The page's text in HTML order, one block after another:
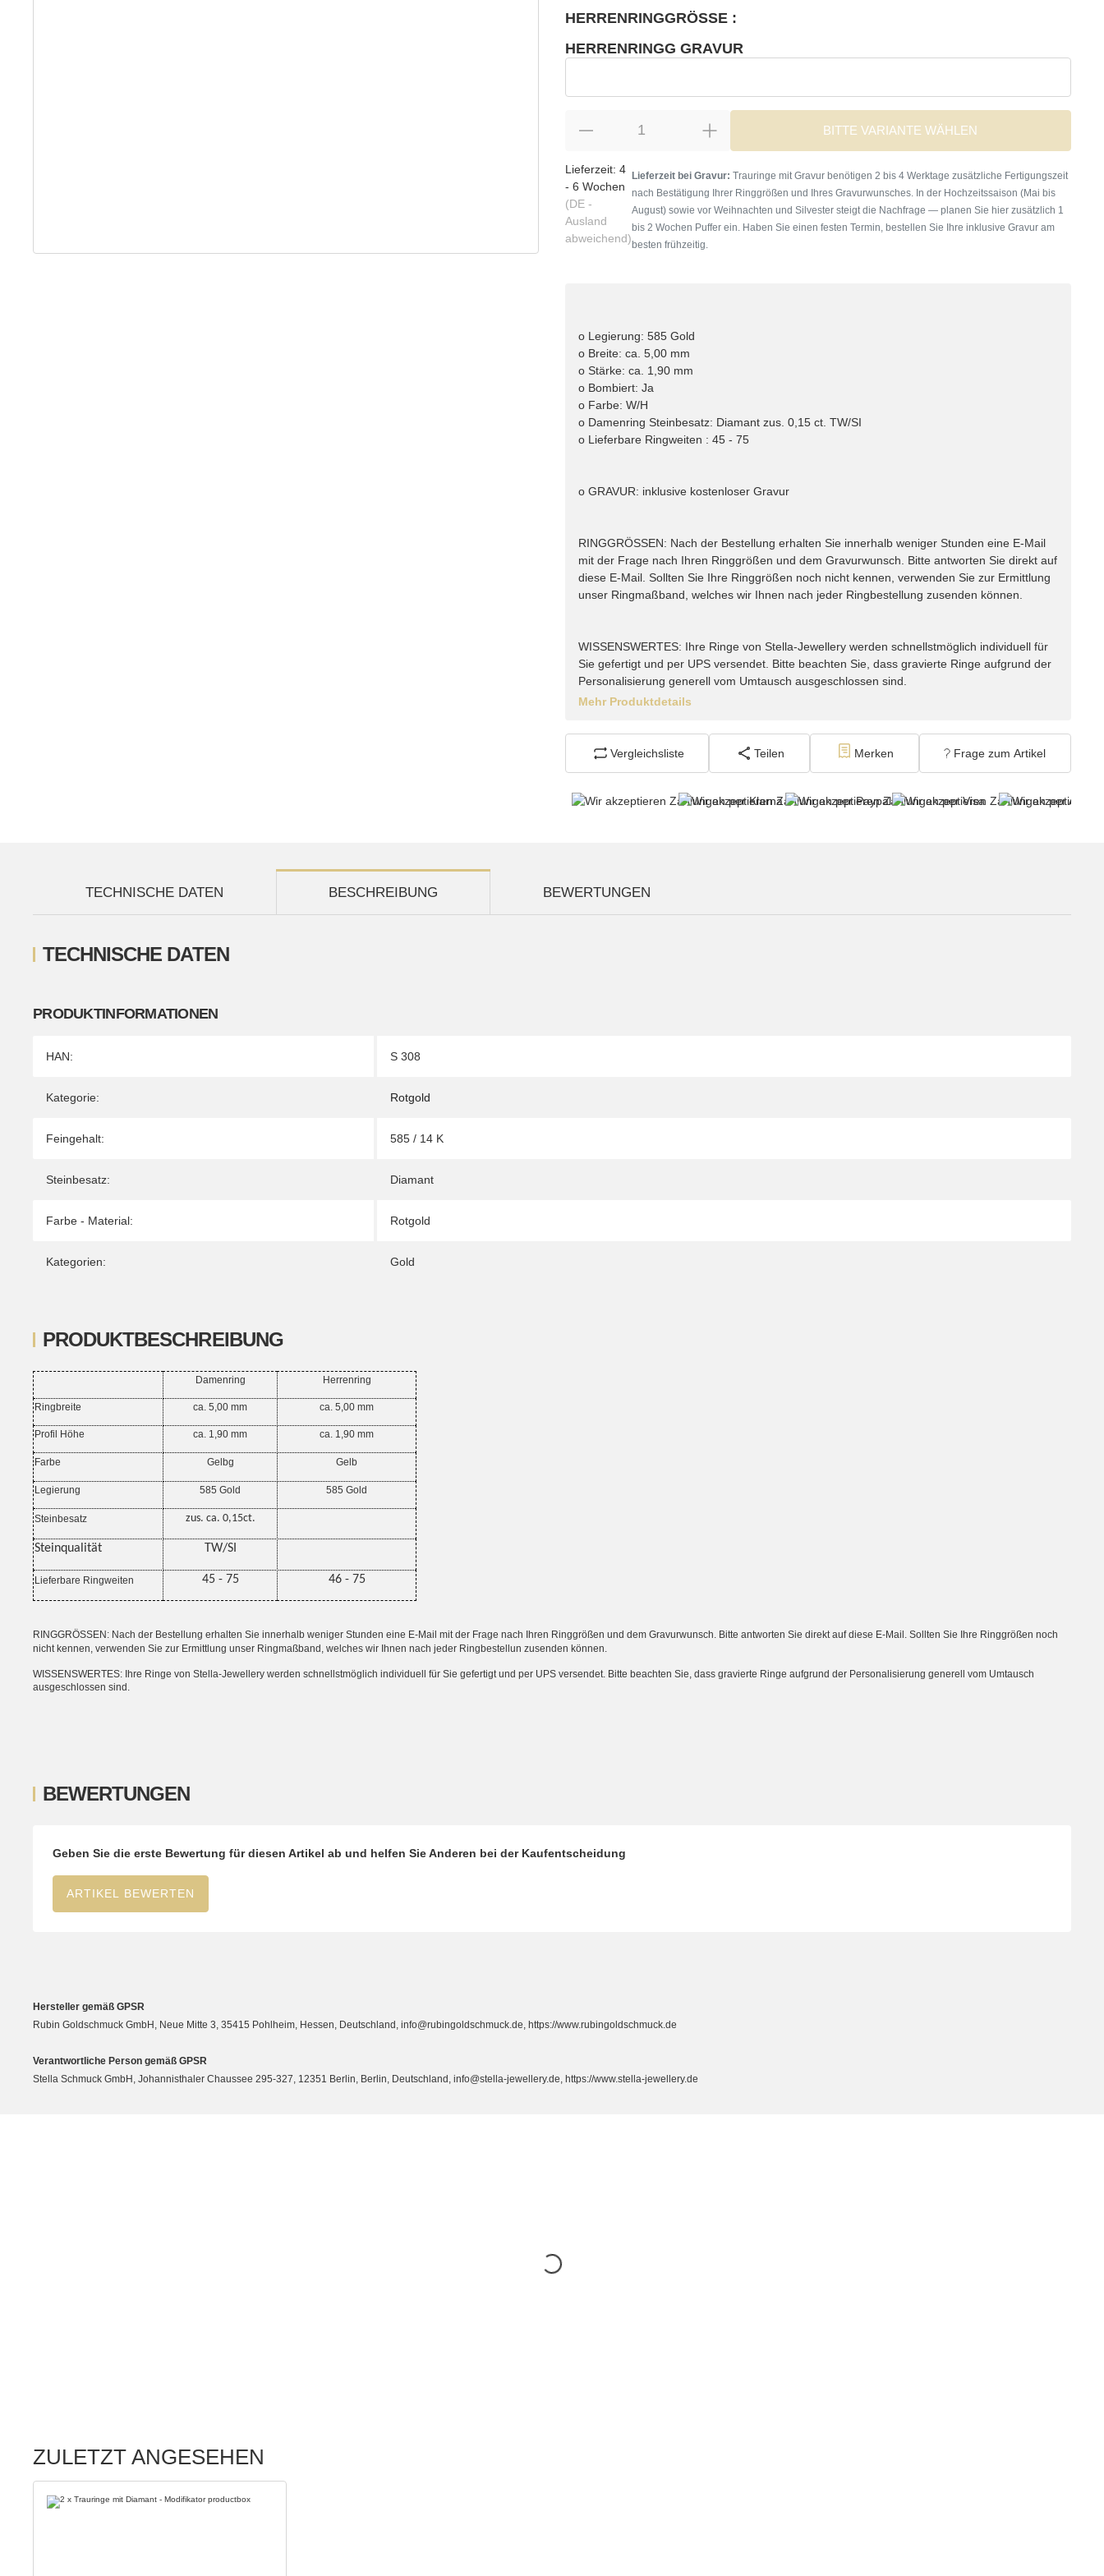
HERRENRINGGRÖSSE :
HERRENRINGG GRAVUR
BITTE VARIANTE WÄHLEN
Lieferzeit: 4
- 6 Wochen
(DE -
Ausland
abweichend)
Lieferzeit bei Gravur: Trauringe mit Gravur benötigen 2 bis 4 Werktage zusätzliche Fertigungszeit
nach Bestätigung Ihrer Ringgrößen und Ihres Gravurwunsches. In der Hochzeitssaison (Mai bis
August) sowie vor Weihnachten und Silvester steigt die Nachfrage — planen Sie hier zusätzlich 1
bis 2 Wochen Puffer ein. Haben Sie einen festen Termin, bestellen Sie Ihre inklusive Gravur am
besten frühzeitig.
o Legierung: 585 Gold
o Breite: ca. 5,00 mm
o Stärke: ca. 1,90 mm
o Bombiert: Ja
o Farbe: W/H
o Damenring Steinbesatz: Diamant zus. 0,15 ct. TW/SI
o Lieferbare Ringweiten : 45 - 75
o GRAVUR: inklusive kostenloser Gravur
RINGGRÖSSEN: Nach der Bestellung erhalten Sie innerhalb weniger Stunden eine E-Mail
mit der Frage nach Ihren Ringgrößen und dem Gravurwunsch. Bitte antworten Sie direkt auf
diese E-Mail. Sollten Sie Ihre Ringgrößen noch nicht kennen, verwenden Sie zur Ermittlung
unser Ringmaßband, welches wir Ihnen nach jeder Ringbestellung zusenden können.
WISSENSWERTES: Ihre Ringe von Stella-Jewellery werden schnellstmöglich individuell für
Sie gefertigt und per UPS versendet. Bitte beachten Sie, dass gravierte Ringe aufgrund der
Personalisierung generell vom Umtausch ausgeschlossen sind.
Mehr Produktdetails
Vergleichsliste Teilen Merken Frage zum Artikel
TECHNISCHE DATEN BESCHREIBUNG BEWERTUNGEN
TECHNISCHE DATEN
PRODUKTINFORMATIONEN
Produkteigenschaft
Wert
HAN: S 308
Kategorie: Rotgold
Feingehalt: 585 / 14 K
Steinbesatz: Diamant
Farbe - Material: Rotgold
Kategorien: Gold
PRODUKTBESCHREIBUNG
Damenring Herrenring
Ringbreite ca. 5,00 mm ca. 5,00 mm
Profil Höhe ca. 1,90 mm ca. 1,90 mm
Farbe Gelbg Gelb
Legierung 585 Gold 585 Gold
Steinbesatz zus. ca. 0,15ct.
Steinqualität TW/SI
Lieferbare Ringweiten 45 - 75 46 - 75
RINGGRÖSSEN: Nach der Bestellung erhalten Sie innerhalb weniger Stunden eine E-Mail mit der Frage nach Ihren Ringgrößen und dem Gravurwunsch. Bitte antworten Sie direkt auf diese E-Mail. Sollten Sie Ihre Ringgrößen noch
nicht kennen, verwenden Sie zur Ermittlung unser Ringmaßband, welches wir Ihnen nach jeder Ringbestellun zusenden können.
WISSENSWERTES: Ihre Ringe von Stella-Jewellery werden schnellstmöglich individuell für Sie gefertigt und per UPS versendet. Bitte beachten Sie, dass gravierte Ringe aufgrund der Personalisierung generell vom Umtausch
ausgeschlossen sind.
BEWERTUNGEN
Geben Sie die erste Bewertung für diesen Artikel ab und helfen Sie Anderen bei der Kaufentscheidung
ARTIKEL BEWERTEN
Hersteller gemäß GPSR
Rubin Goldschmuck GmbH, Neue Mitte 3, 35415 Pohlheim, Hessen, Deutschland, info@rubingoldschmuck.de, https://www.rubingoldschmuck.de
Verantwortliche Person gemäß GPSR
Stella Schmuck GmbH, Johannisthaler Chaussee 295-327, 12351 Berlin, Berlin, Deutschland, info@stella-jewellery.de, https://www.stella-jewellery.de
ZULETZT ANGESEHEN